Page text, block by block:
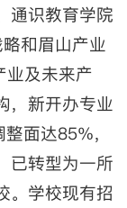
通识教育学院
和眉山产业
业及未来产
，新开办专业
面达85%，
已转型为一所
。学校现有招